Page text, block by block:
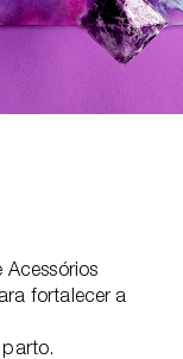
fortalecer a